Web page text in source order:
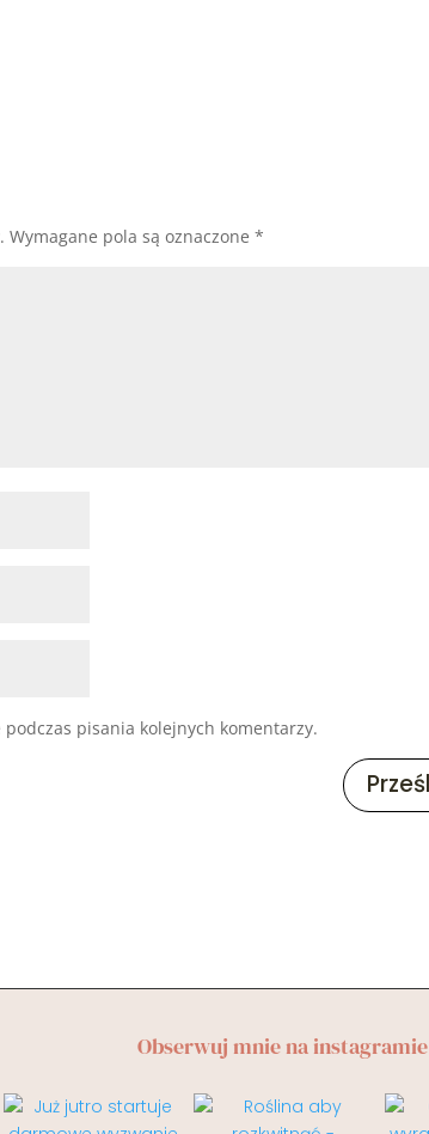
Wymagane pola są oznaczone*
pisania kolejnych komentarzy.
Obserwuj mnie na instagramie